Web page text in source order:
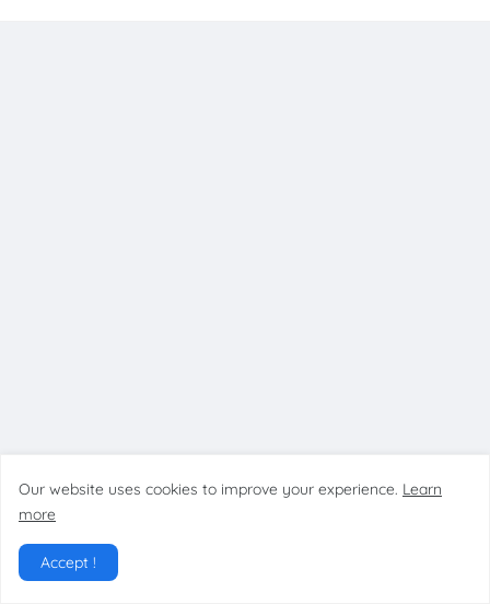
Our website uses cookies to improve your experience. Learn
more
Accept !